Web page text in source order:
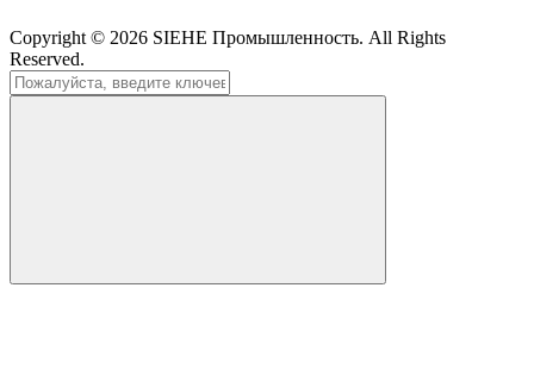
Copyright © 2026 SIEHE Промышленность. All Rights
Reserved.